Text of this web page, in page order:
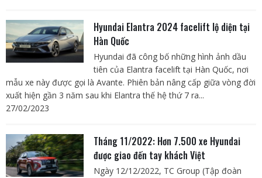
Hyundai Elantra 2024 facelift lộ diện tại
Hàn Quốc
Hyundai đã công bố những hình ảnh dầu
tiên của Elantra facelift tại Hàn Quốc, nơi
mẫu xe này được gọi là Avante. Phiên bản nâng cấp giữa vòng đời
xuất hiện gần 3 năm sau khi Elantra thế hệ thứ 7 ra...
27/02/2023
Tháng 11/2022: Hơn 7.500 xe Hyundai
được giao đến tay khách Việt
Ngày 12/12/2022, TC Group (Tập đoàn